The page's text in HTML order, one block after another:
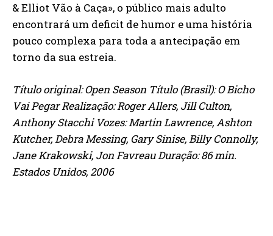
& Elliot Vão à Caça», o público mais adulto
encontrará um deficit de humor e uma história
pouco complexa para toda a antecipação em
torno da sua estreia.
Título original: Open Season Título (Brasil): O Bicho
Vai Pegar Realização: Roger Allers, Jill Culton,
Anthony Stacchi Vozes: Martin Lawrence, Ashton
Kutcher, Debra Messing, Gary Sinise, Billy Connolly,
Jane Krakowski, Jon Favreau Duração: 86 min.
Estados Unidos, 2006